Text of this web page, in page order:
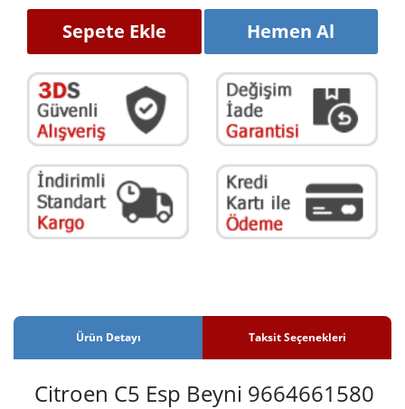
Sepete Ekle Hemen Al
Ürün Detayı Taksit Seçenekleri
Citroen C5 Esp Beyni 9664661580